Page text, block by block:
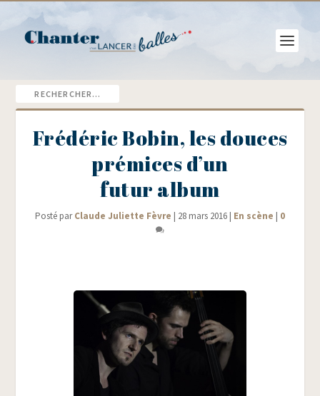
Frédéric Bobin, les douces
prémices d’un
futur album
Posté parClaude Juliette Fèvre | 28 mars 2016 | En scène | 0